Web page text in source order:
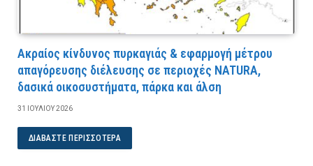
Ακραίος κίνδυνος πυρκαγιάς & εφαρμογή μέτρου
απαγόρευσης διέλευσης σε περιοχές NATURA,
δασικά οικοσυστήματα, πάρκα και άλση
31 ΙΟΥΛΊΟΥ 2026
ΔΙΑΒΆΣΤΕ ΠΕΡΙΣΣΌΤΕΡΑ